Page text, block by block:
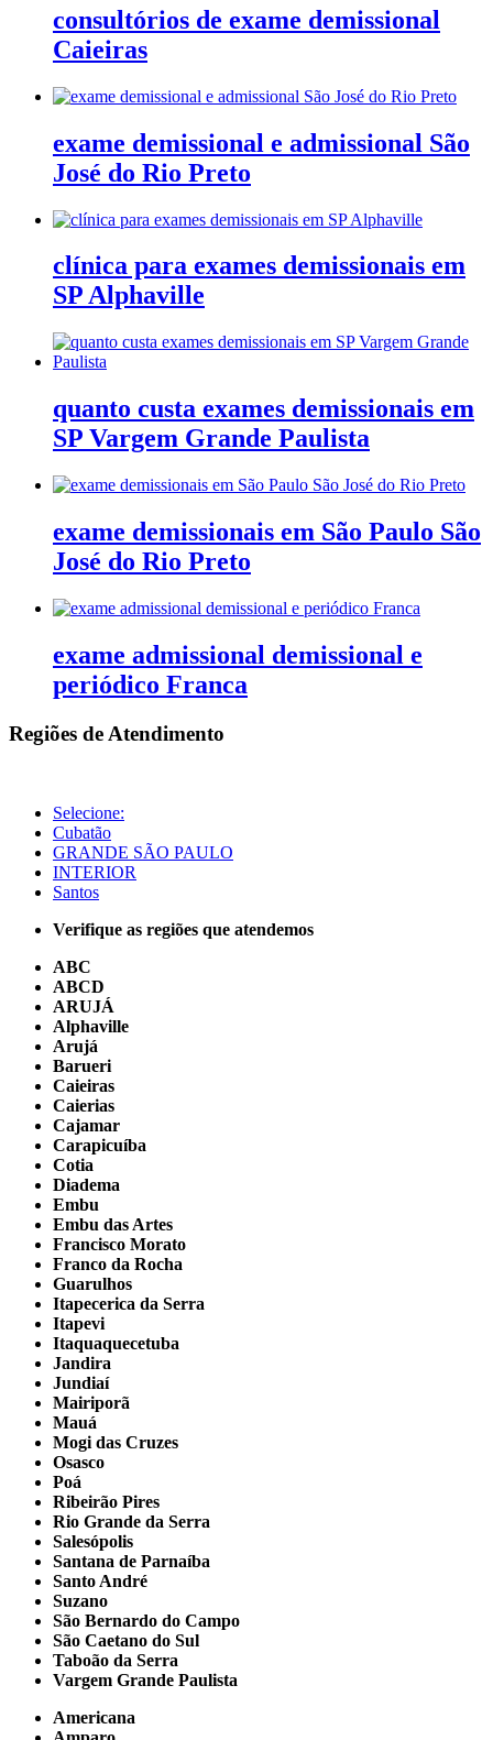
consultórios de exame demissional
Caieiras
exame demissional e admissional São
José do Rio Preto
clínica para exames demissionais em
SP Alphaville
quanto custa exames demissionais em
SP Vargem Grande Paulista
exame demissionais em São Paulo São
José do Rio Preto
exame admissional demissional e
periódico Franca
Regiões de Atendimento
Selecione:
Cubatão
GRANDE SÃO PAULO
INTERIOR
Santos
Verifique as regiões que atendemos
ABC
ABCD
ARUJÁ
Alphaville
Arujá
Barueri
Caieiras
Caierias
Cajamar
Carapicuíba
Cotia
Diadema
Embu
Embu das Artes
Francisco Morato
Franco da Rocha
Guarulhos
Itapecerica da Serra
Itapevi
Itaquaquecetuba
Jandira
Jundiaí
Mairiporã
Mauá
Mogi das Cruzes
Osasco
Poá
Ribeirão Pires
Rio Grande da Serra
Salesópolis
Santana de Parnaíba
Santo André
Suzano
São Bernardo do Campo
São Caetano do Sul
Taboão da Serra
Vargem Grande Paulista
Americana